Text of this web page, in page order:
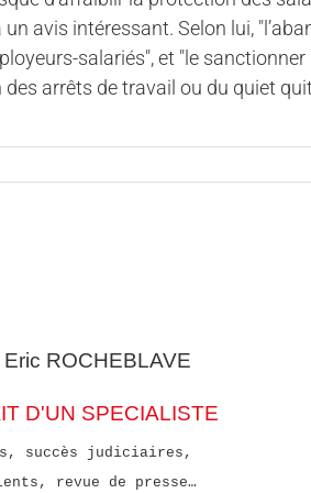
avis intéressant. Selon lui,
salariés", et "le sanctionner
arrêts de travail ou du quiet
ROCHEBLAVE
D'UN SPECIALISTE
succès judiciaires,
revue de presse…